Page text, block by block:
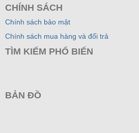
CHÍNH SÁCH
Chính sách bảo mật
Chính sách mua hàng và đổi trả
TÌM KIẾM PHỔ BIẾN
BẢN ĐỒ